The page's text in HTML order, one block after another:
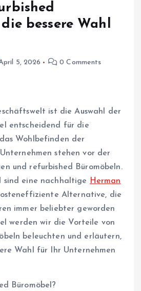
bessere Wahl
5, 2026 0 Comments
ist die Auswahl der
entscheidend für die
Wohlbefinden der
stehen vor der
und refurbished Büromöbeln.
sind eine nachhaltige
Herman
Alternative, die
immer beliebter geworden
werden wir die Vorteile von
beleuchten und erläutern,
Wahl für Ihr Unternehmen
Büromöbel?